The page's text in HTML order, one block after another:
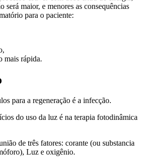
será maior, e menores as consequências
para o paciente:
mais rápida.
para a regeneração é a infecção.
do uso da luz é na terapia fotodinâmica
de três fatores: corante (ou substancia
Luz e oxigênio.